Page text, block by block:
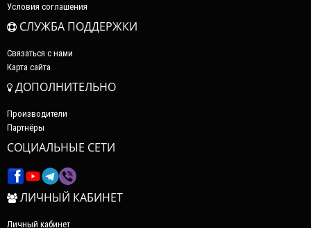
Условия соглашения
СЛУЖБА ПОДДЕРЖКИ
Связаться с нами
Карта сайта
ДОПОЛНИТЕЛЬНО
Производители
Партнёры
СОЦИАЛЬНЫЕ СЕТИ
ЛИЧНЫЙ КАБИНЕТ
Личный кабинет